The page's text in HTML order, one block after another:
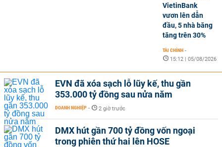
VietinBank
vươn lên dẫn
đầu, 5 nhà băng
tăng trên 30%
TÀI CHÍNH -
15:12 | 05/08/2026
EVN đã xóa sạch lỗ lũy kế, thu gần
353.000 tỷ đồng sau nửa năm
DOANH NGHIỆP - 2 giờ trước
DMX hút gần 700 tỷ đồng vốn ngoại
trong phiên thứ hai lên HOSE